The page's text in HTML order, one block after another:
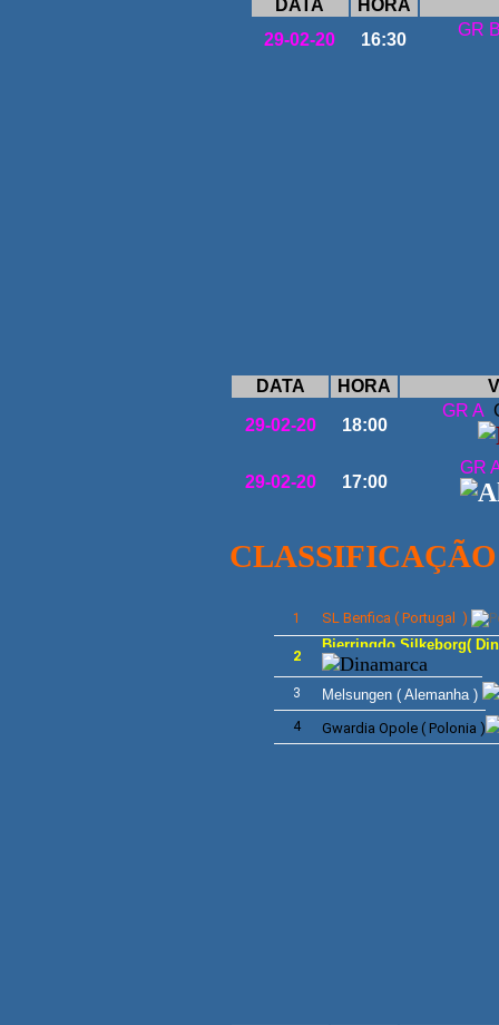
DATA
HORA
29-02-20
16:30
GR
DATA HORA
29-02-20 18:00
GR A
29-02-20 17:00
GR
1 SL Benfica ( Portugal )
2
Bjerringdo Silkeborg(
3 Melsungen ( Alemanha )
4 Gwardia Opole ( Polonia )